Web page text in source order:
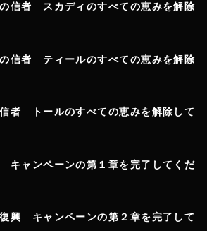
信者 スカディのすべての恵みを解除
信者 ティールのすべての恵みを解除
者 トールのすべての恵みを解除して
ャンペーンの第１章を完了してくだ
興 キャンペーンの第２章を完了して